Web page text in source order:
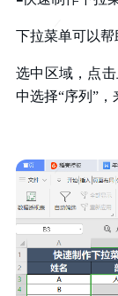
下拉菜单可以
选中区域，点
中选择“序列”，